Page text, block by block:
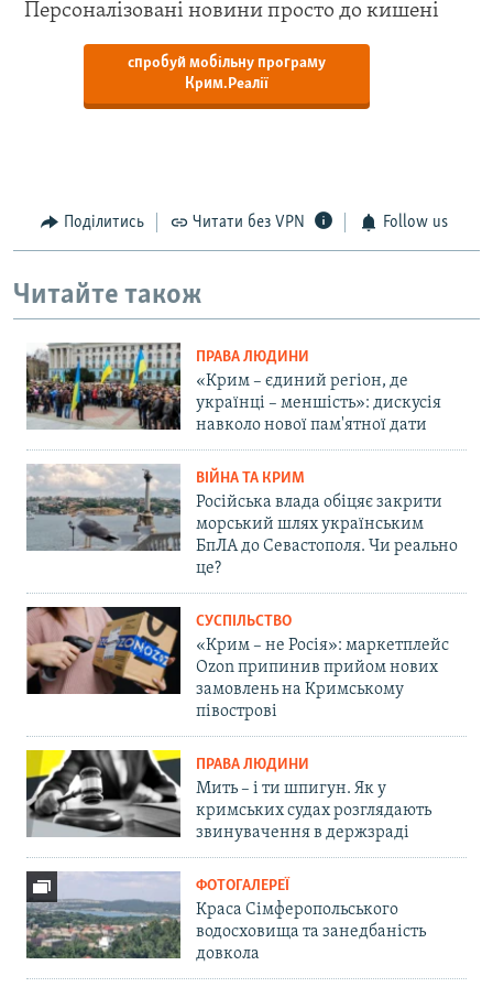
Персоналізовані новини просто до кишені
спробуй мобільну програму
Крим.Реалії
Поділитись Читати без VPN Follow us
Читайте також
ПРАВА ЛЮДИНИ
«Крим – єдиний регіон, де
українці – меншість»: дискусія
навколо нової пам'ятної дати
ВІЙНА ТА КРИМ
Російська влада обіцяє закрити
морський шлях українським
БпЛА до Севастополя. Чи реально
це?
СУСПІЛЬСТВО
«Крим – не Росія»: маркетплейс
Ozon припинив прийом нових
замовлень на Кримському
півострові
ПРАВА ЛЮДИНИ
Мить – і ти шпигун. Як у
кримських судах розглядають
звинувачення в держзраді
ФОТОГАЛЕРЕЇ
Краса Сімферопольського
водосховища та занедбаність
довкола